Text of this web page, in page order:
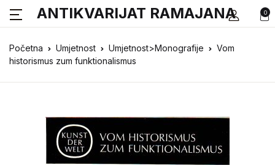
0
ANTIKVARIJAT RAMAJANA
Početna Umjetnost Umjetnost>Monografije
Vom
historismus zum funktionalismus